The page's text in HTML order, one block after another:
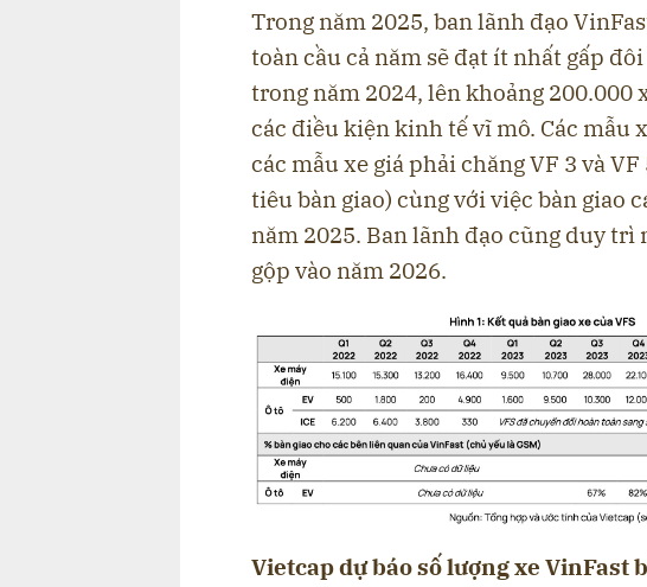
Trong năm 2025, ban lãnh đạo
toàn cầu cả năm sẽ đạt ít nhất gấp
trong năm 2024, lên khoảng 200.000
các điều kiện kinh tế vĩ mô. Các mẫu
các mẫu xe giá phải chăng VF 3 và
tiêu bàn giao) cùng với việc bàn giao
năm 2025. Ban lãnh đạo cũng duy
gộp vào năm 2026.
Vietcap dự báo số lượng xe VinFast